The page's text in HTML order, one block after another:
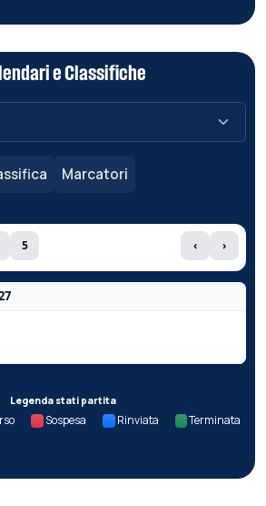
e Classifiche
Marcatori
5 ‹ ›
Legenda stati partita
Sospesa Rinviata Terminata